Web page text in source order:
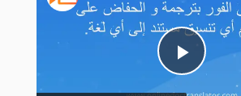
Play